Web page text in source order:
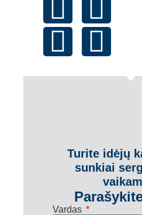
Turite idėjų
sunkiai
Vardas